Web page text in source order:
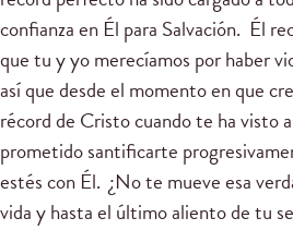
confianza en Él para Salvación. Él
que tu y yo merecíamos por haber
así que desde el momento en que
récord de Cristo cuando te ha visto
prometido santificarte
estés con Él. ¿No te mueve esa
vida y hasta el último aliento de tu